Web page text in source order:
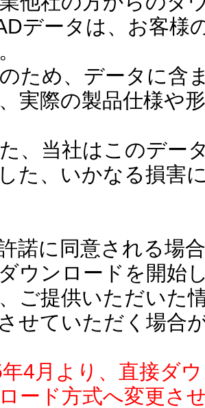
データは、お客様
ため、データに含
実際の製品仕様や
、当社はこのデー
た、いかなる損害
諾に同意される場
ウンロードを開始
ご提供いただいた
せていただく場合
4月より、直接ダ
ード方式へ変更さ